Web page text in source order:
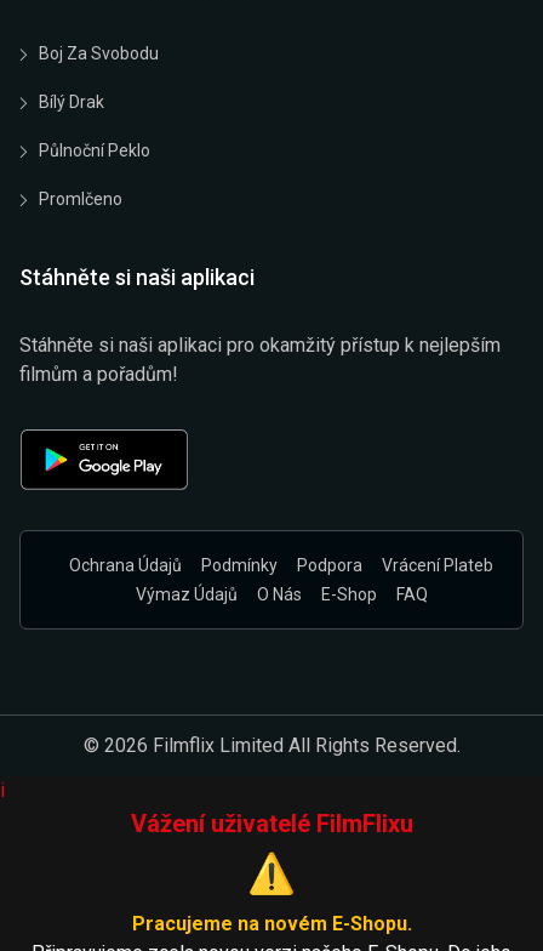
Boj Za Svobodu
Bílý Drak
Půlnoční Peklo
Promlčeno
Stáhněte si naši aplikaci
Stáhněte si naši aplikaci pro okamžitý přístup k nejlepším
filmům a pořadům!
Ochrana Údajů Podmínky Podpora
Vrácení Plateb
Výmaz Údajů
O Nás E-Shop FAQ
© 2026 Filmflix Limited All Rights Reserved.
i
Vážení uživatelé FilmFlixu
⚠️
Pracujeme na novém E-Shopu.